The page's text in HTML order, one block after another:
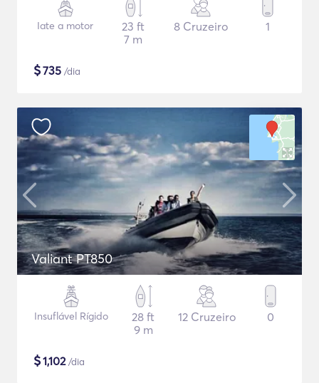
Iate a motor
23 ft
7 m
8 Cruzeiro 1
$735 /dia
Valiant PT850
Insuflável Rígido
28 ft
9 m
12 Cruzeiro 0
$1,102/dia